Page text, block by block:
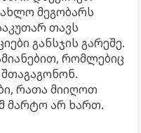
მეგობარს
თავს
განსჯის გარეშე.
რომლებიც
რათა მიიღოთ
მარტო არ ხართ.